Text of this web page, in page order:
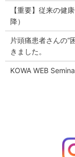
【重要】従来の健
降）
片頭痛患者さんの“
きました。
KOWA WEB